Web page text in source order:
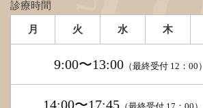
診療時間
月 火 水 木
9:00〜13:00 （最終受付 12：00）
14:00〜17:45 （最終受付 17：00）